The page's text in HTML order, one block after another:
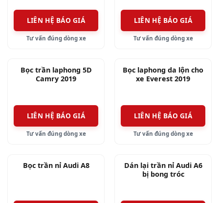
LIÊN HỆ BÁO GIÁ
Tư vấn đúng dòng xe
LIÊN HỆ BÁO GIÁ
Tư vấn đúng dòng xe
Bọc trần laphong 5D
Camry 2019
LIÊN HỆ BÁO GIÁ
Tư vấn đúng dòng xe
Bọc laphong da lộn cho
xe Everest 2019
LIÊN HỆ BÁO GIÁ
Tư vấn đúng dòng xe
Bọc trần nỉ Audi A8
Dán lại trần nỉ Audi A6
bị bong tróc